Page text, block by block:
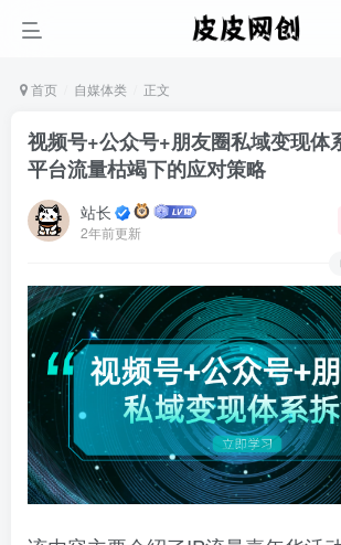
首页 自媒体类 正文
视频号+公众号+朋友圈私域变现体
平台流量枯竭下的应对策略
站长
2年前更新